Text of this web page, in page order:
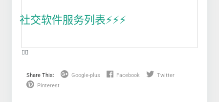
社交软件服务列表⚡️⚡️⚡️
❤️‍🔥
Share This: Google-plus Facebook
Twitter
Pinterest